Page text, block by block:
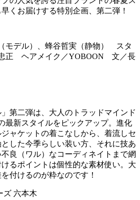
くお届けする特別企画、第二弾！
モデル）、蜂谷哲実（静物） スタ
正 ヘアメイク／YOBOON 文／長
」第二弾は、大人のトラッドマインド
最新スタイルをピックアップ。進化
ャケットの着こなしから、着流しセ
した今季らしい装い方、それに技あ
良（ワル）なコーディネイトまで網
るポイントは個性的な素材使い。大
付けるのが粋なのです！
六本木